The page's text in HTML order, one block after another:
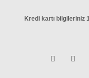
Kredi kartı bilgileriniz